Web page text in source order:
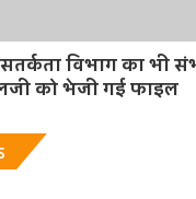
विभाग का भी
को भेजी गई फाइल